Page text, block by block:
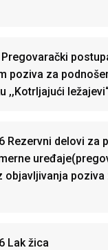
poziva za
,,Kotrljajući
Rezervni delovi za
objavljivanja
Lak žica